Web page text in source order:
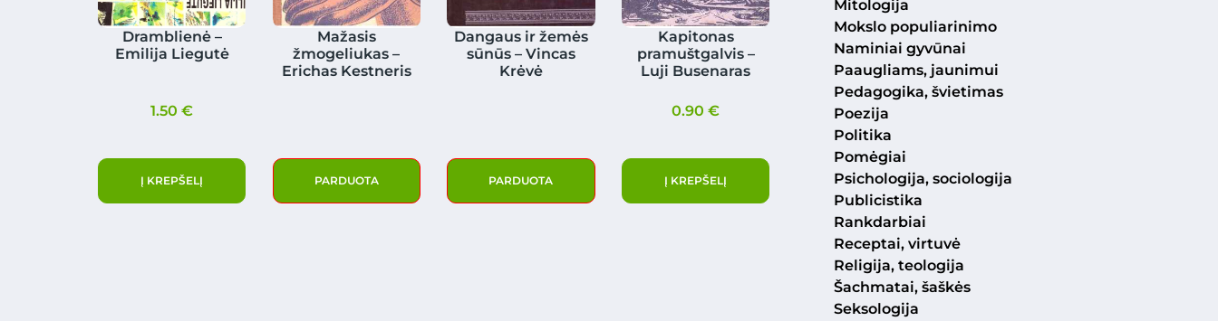
Dramblienė –
Emilija Liegutė
1.50€
Į KREPŠELĮ
Mažasis
žmogeliukas –
Erichas Kestneris
PARDUOTA
Dangaus ir žemės
sūnūs – Vincas
Krėvė
PARDUOTA
Kapitonas
pramuštgalvis –
Luji Busenaras
0.90€
Į KREPŠELĮ
Mitologija
Mokslo populiarinimo
Naminiai gyvūnai
Paaugliams, jaunimui
Pedagogika, švietimas
Poezija
Politika
Pomėgiai
Psichologija, sociologija
Publicistika
Rankdarbiai
Receptai, virtuvė
Religija, teologija
Šachmatai, šaškės
Seksologija